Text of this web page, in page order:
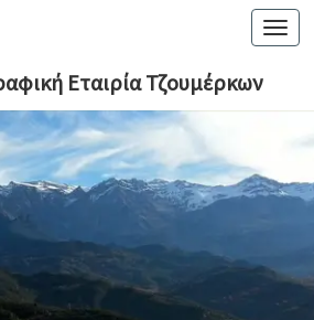
Εταιρία Τζουμέρκων